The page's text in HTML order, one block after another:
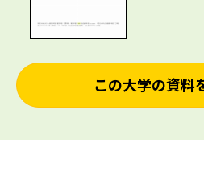
この大学の資料